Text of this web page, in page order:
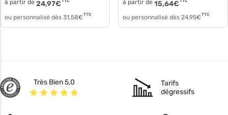
à partir de 24,97€ TTC
ou personnalisé dès 31,58€ TTC
à partir de 15,64€ TTC
ou personnalisé dès 24,95€ TTC
Très Bien 5,0
Tarifs
dégressifs